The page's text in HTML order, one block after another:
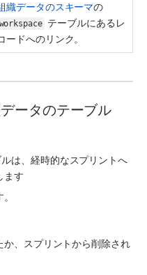
織データのスキーマ
workspace テーブルにあるレ
ードへのリンク。
ータのテーブル
は、経時的なスプリントへ
ます
、スプリントから削除され